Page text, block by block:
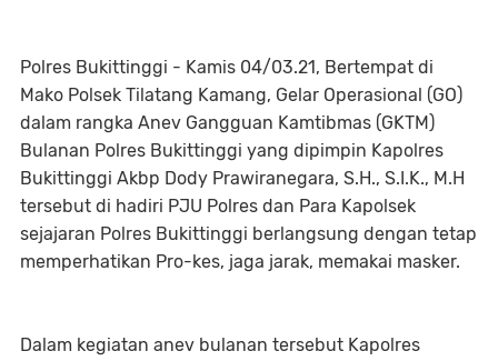
Polres Bukittinggi - Kamis 04/03.21, Bertempat di
Mako Polsek Tilatang Kamang, Gelar Operasional (GO)
dalam rangka Anev Gangguan Kamtibmas (GKTM)
Bulanan Polres Bukittinggi yang dipimpin Kapolres
Bukittinggi Akbp Dody Prawiranegara, S.H., S.I.K., M.H
tersebut di hadiri PJU Polres dan Para Kapolsek
sejajaran Polres Bukittinggi berlangsung dengan tetap
memperhatikan Pro-kes, jaga jarak, memakai masker.
Dalam kegiatan anev bulanan tersebut Kapolres